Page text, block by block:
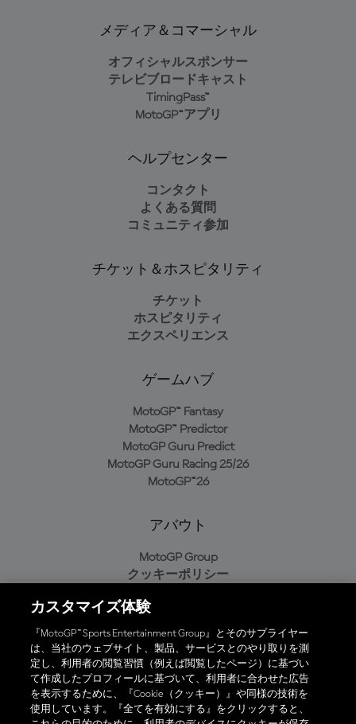
メディア＆コマーシャル
オフィシャルスポンサー
テレビブロードキャスト
TimingPass™
MotoGP™アプリ
ヘルプセンター
コンタクト
よくある質問
コミュニティ参加
チケット＆ホスピタリティ
チケット
ホスピタリティ
エクスペリエンス
ゲームハブ
MotoGP™ Fantasy
MotoGP™ Predictor
MotoGP Guru Predict
MotoGP Guru Racing 25/26
MotoGP™26
アバウト
MotoGP Group
クッキーポリシー
プライバシーポリシー
購入ポリシー
オフィシャルアプリ
カスタマイズ体験
『MotoGP™ Sports Entertainment Group』とそのサプライヤー
は、当社のウェブサイト、製品、サービスとのやり取りを測
定し、利用者の閲覧習慣（例えば閲覧したページ）に基づい
て作成したプロフィールに基づいて、利用者に合わせた広告
を表示するために、『Cookie（クッキー）』や同様の技術を
使用しています。『全てを有効にする』をクリックすると、